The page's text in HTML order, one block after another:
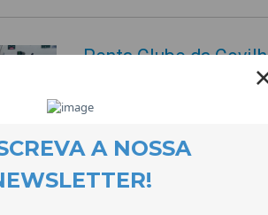
Penta Clube da
23 March 2023
Jovens do projecto Quero Ser